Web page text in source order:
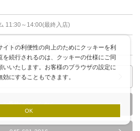
イトの利便性の向上のためにクッキーを利
を続行されるのは、クッキーの仕様にご同
いいたします。お客様のブラウザの設定に
にすることもできます。
OK
11:30～14:00(最終入店)
¥1,800 〜
詳細はこちら
ご予約はこちらから